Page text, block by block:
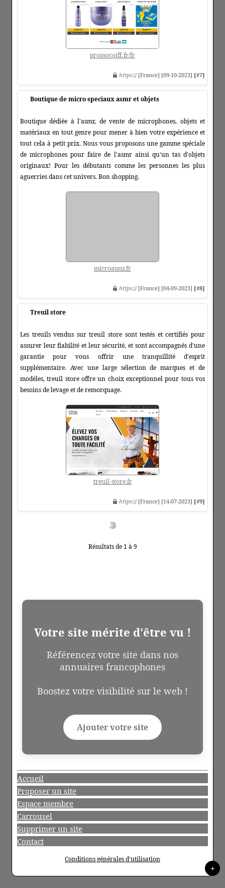
promocoiff.fr/fr
https:// [France] [09-10-2023] [#7]
Boutique de micro speciaux asmr et objets
Boutique dédiée à l'asmr, de vente de microphones, objets et
matériaux en tout genre pour mener à bien votre expérience et
tout cela à petit prix. Nous vous proposons une gamme spéciale
de microphones pour faire de l'asmr ainsi qu'un tas d'objets
originaux! Pour les débutants comme les personnes les plus
aguerries dans cet univers. Bon shopping.
microasmr.fr
https:// [France] [04-09-2023] [#8]
Treuil store
Les treuils vendus sur treuil store sont testés et certifiés pour
assurer leur fiabilité et leur sécurité, et sont accompagnés d'une
garantie pour vous offrir une tranquillité d'esprit
supplémentaire. Avec une large sélection de marques et de
modèles, treuil store offre un choix exceptionnel pour tous vos
besoins de levage et de remorquage.
treuil-store.fr
https:// [France] [14-07-2023] [#9]
Résultats de 1 à 9
Votre site mérite d'être vu !
Référencez votre site dans nos
annuaires francophones
Boostez votre visibilité sur le web !
Ajouter votre site
Accueil
Proposer un site
Espace membre
Carrousel
Supprimer un site
Contact
Conditions générales d'utilisation
+